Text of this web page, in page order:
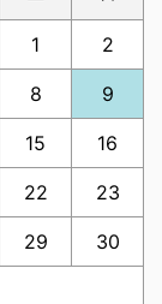
1 2
8 9
15 16
22 23
29 30